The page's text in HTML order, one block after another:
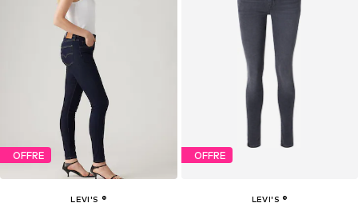
OFFRE
LEVI'S ®
OFFRE
LEVI'S ®